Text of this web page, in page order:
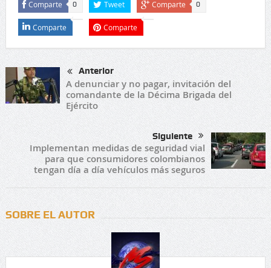
Comparte 0 Tweet Comparte 0
Comparte Comparte
Anterior
A denunciar y no pagar, invitación del
comandante de la Décima Brigada del
Ejército
Siguiente
Implementan medidas de seguridad vial
para que consumidores colombianos
tengan día a día vehículos más seguros
SOBRE EL AUTOR